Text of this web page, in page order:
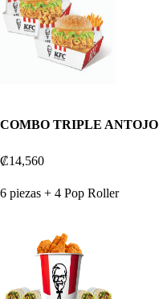
COMBO TRIPLE ANTOJO
₡14,560
6 piezas + 4 Pop Roller